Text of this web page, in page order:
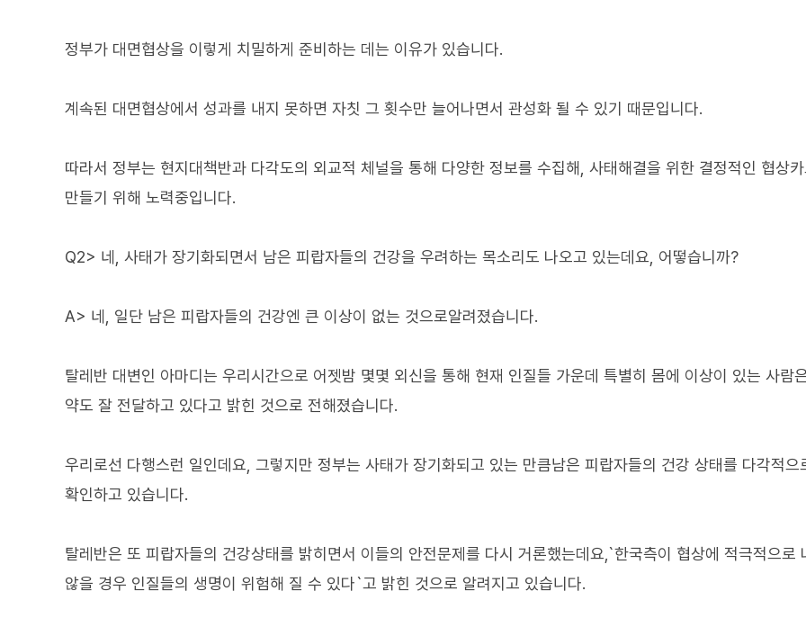
정부가 대면협상을 이렇게 치밀하게 준비하는 데는 이유가 있습니다.
계속된 대면협상에서 성과를 내지 못하면 자칫 그 횟수만 늘어나면서 관성화 될 수 있기 때문입니다.
따라서 정부는 현지대책반과 다각도의 외교적 체널을 통해 다양한 정보를 수집해, 사태해결을 위한 결정적인 협상
만들기 위해 노력중입니다.
Q2> 네, 사태가 장기화되면서 남은 피랍자들의 건강을 우려하는 목소리도 나오고 있는데요, 어떻습니까?
A> 네, 일단 남은 피랍자들의 건강엔 큰 이상이 없는 것으로알려졌습니다.
탈레반 대변인 아마디는 우리시간으로 어젯밤 몇몇 외신을 통해 현재 인질들 가운데 특별히 몸에 이상이 있는 사람
약도 잘 전달하고 있다고 밝힌 것으로 전해졌습니다.
우리로선 다행스런 일인데요, 그렇지만 정부는 사태가 장기화되고 있는 만큼남은 피랍자들의 건강 상태를 다각적으
확인하고 있습니다.
탈레반은 또 피랍자들의 건강상태를 밝히면서 이들의 안전문제를 다시 거론했는데요,`한국측이 협상에 적극적으로
않을 경우 인질들의 생명이 위험해 질 수 있다`고 밝힌 것으로 알려지고 있습니다.